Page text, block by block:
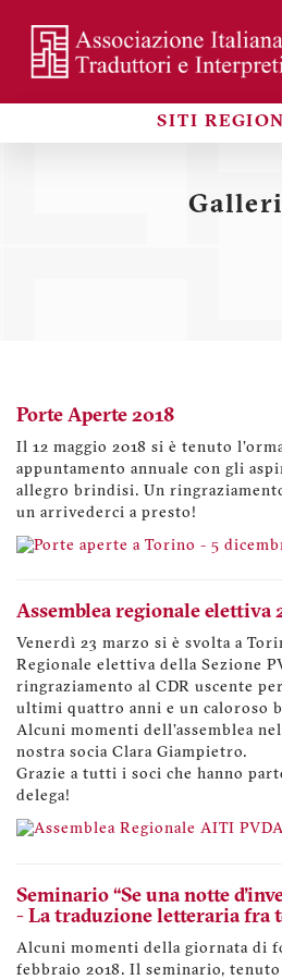
contenuto
principale
Sezioni
SITI
Porte Aperte 2018
Il 12 maggio 2018 si è tenuto
appuntamento annuale con gli
allegro brindisi. Un
un arrivederci a presto!
Assemblea regionale elettiva
Venerdì 23 marzo si è svolta a
Regionale elettiva della Sezione
ringraziamento al CDR uscente
ultimi quattro anni e un caloroso
Alcuni momenti dell'assemblea
nostra socia Clara Giampietro.
Grazie a tutti i soci che hanno
delega!
Seminario “Se una notte
- La traduzione letteraria fra
Alcuni momenti della giornata di
febbraio 2018. Il seminario, tenuto